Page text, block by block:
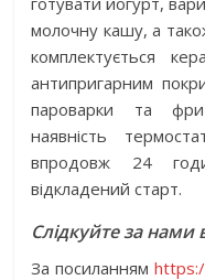
молочну кашу, а
комплектується
антипригарним
пароварки та
наявність
впродовж 24
відкладений старт.
Слідкуйте за нами
За посиланням